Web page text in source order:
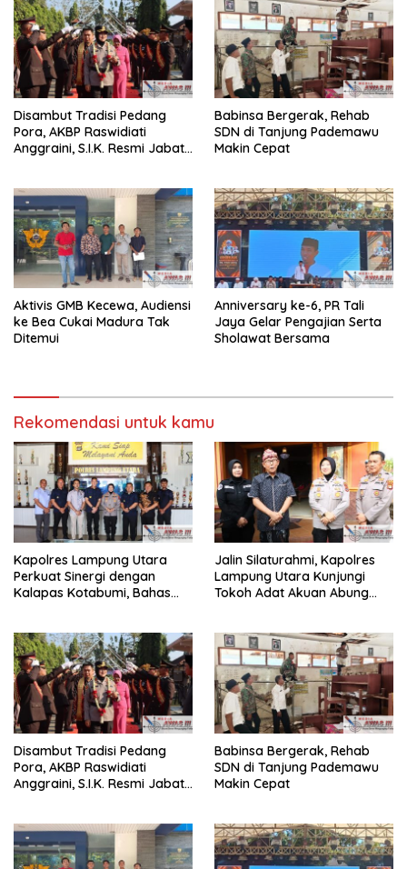
Disambut Tradisi Pedang
Pora, AKBP Raswidiati
Anggraini, S.I.K. Resmi Jabat
Babinsa Bergerak, Rehab
SDN di Tanjung Pademawu
Makin Cepat
Aktivis GMB Kecewa, Audiensi
ke Bea Cukai Madura Tak
Ditemui
Anniversary ke-6, PR Tali
Jaya Gelar Pengajian Serta
Sholawat Bersama
Rekomendasi untuk kamu
Kapolres Lampung Utara
Perkuat Sinergi dengan
Kalapas Kotabumi, Bahas
Jalin Silaturahmi, Kapolres
Lampung Utara Kunjungi
Tokoh Adat Akuan Abung
Disambut Tradisi Pedang
Pora, AKBP Raswidiati
Anggraini, S.I.K. Resmi Jabat
Babinsa Bergerak, Rehab
SDN di Tanjung Pademawu
Makin Cepat